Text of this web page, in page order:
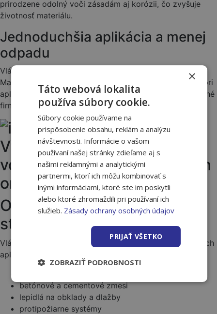
prirodzene odolný voči zásadám aj korózii, čo zvyšuje
životnosť materiálu.
Jednoduchšia aplikácia a menej
odpadu
Vlákna zlepšujú vnútornú súdržnosť čerstvej omietky.
Materiál lepšie drží na hladidle, menej steká zo steny a pri
aplikácii vzniká menej odpadu. To ocenia nielen realizačné
firmy, ale aj investori.
Overená technológia zo
stavebníctva
Vlákna sa už dlhodobo používajú v náročných stavebných
aplikáciách, ako sú:
betónové a cementové zmesi
lepidlá na obklady a dlažby
protipožiarne systémy
×
Táto webová lokalita
používa súbory cookie.
Súbory cookie používame na
prispôsobenie obsahu, reklám a analýzu
návštevnosti. Informácie o vašom
používaní našej stránky zdieľame aj s
našimi reklamnými a analytickými
partnermi, ktorí ich môžu kombinovať s
inými informáciami, ktoré ste im poskytli
alebo ktoré zhromaždili pri používaní ich
služieb. Zásady ochrany osobných údajov
PRIJAŤ VŠETKO
ZOBRAZIŤ PODROBNOSTI